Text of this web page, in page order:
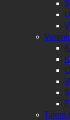
Talent